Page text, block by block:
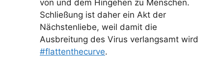
von und dem Hingehen zu Menschen.
Schließung ist daher ein Akt der
Nächstenliebe, weil damit die
Ausbreitung des Virus verlangsamt wird
#flattenthecurve.